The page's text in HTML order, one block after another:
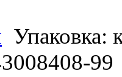
Упаковка:
99